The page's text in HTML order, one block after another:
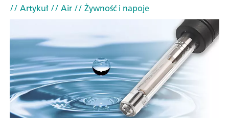
// Artykuł// Air// Żywność i napoje